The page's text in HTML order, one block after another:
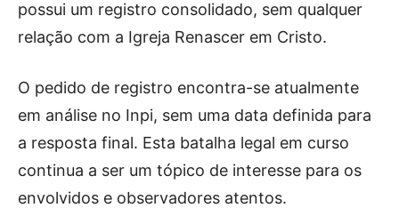
possui um registro consolidado, sem qualquer
relação com a Igreja Renascer em Cristo.
O pedido de registro encontra-se atualmente
em análise no Inpi, sem uma data definida para
a resposta final. Esta batalha legal em curso
continua a ser um tópico de interesse para os
envolvidos e observadores atentos.